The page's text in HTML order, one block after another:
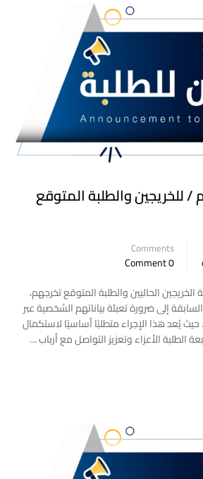
/ للخريجين والطلبة المتوقع
Comments
0 Comment
الحاليين والطلبة المتوقع تخرجهم،
إلى ضرورة تعبئة بياناتهم الشخصية عبر
حيث يُعد هذا الإجراء متطلبًا أساسيًا لاستكمال
الطلبة الأعزاء وتعزيز التواصل مع أرباب …